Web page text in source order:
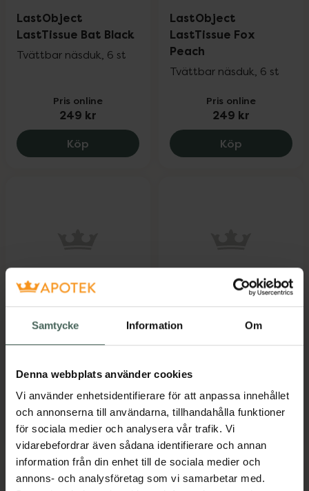
Samtycke Information Om
Denna webbplats använder cookies
Vi använder enhetsidentifierare för att anpassa innehållet
och annonserna till användarna, tillhandahålla funktioner
för sociala medier och analysera vår trafik. Vi
vidarebefordrar även sådana identifierare och annan
information från din enhet till de sociala medier och
annons- och analysföretag som vi samarbetar med.
LastObject
LastTissue Bat Black
Tvättbar näsduk, 6 st
Pris online
249 kr
Köp LastObject LastTissue Bat Black, 249
LastObject
LastTissue Fox
Peach
Tvättbar näsduk, 6 st
Pris online
249 kr
Köp
Återanvändbar näsduk.
Pris online
249 kr
KöpLastTissue Dragonfly Turquoise, 249
Red
249 kr
Köp